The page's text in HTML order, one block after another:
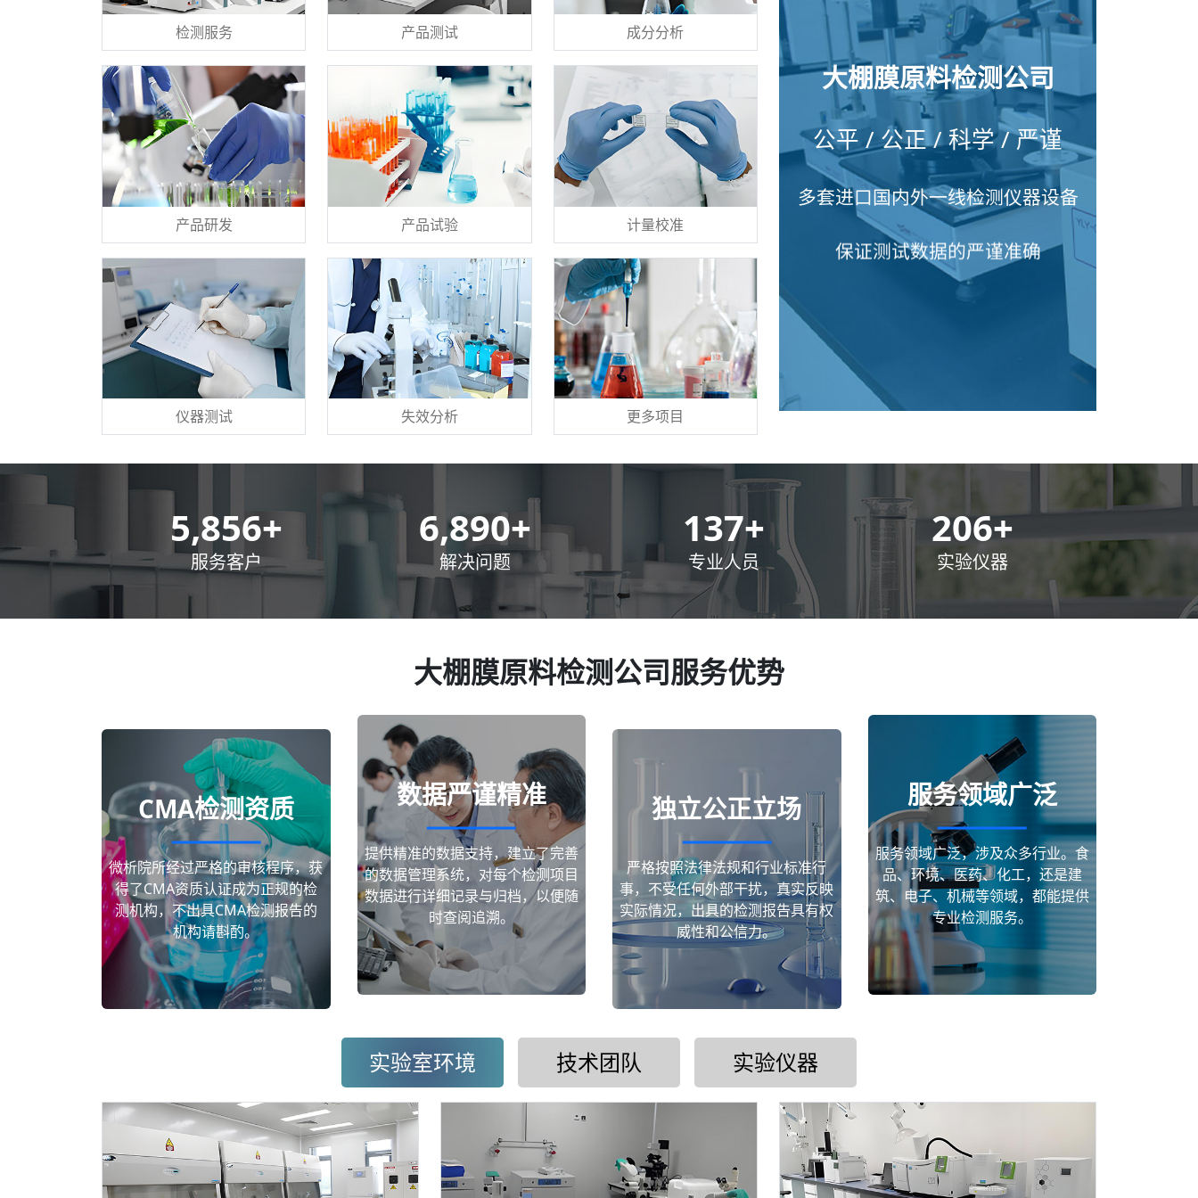
检测服务 产品测试 成分分析
产品研发 产品试验 计量校准
仪器测试 失效分析 更多项目
大棚膜原料检测公司
公平 / 公正 / 科学 / 严谨
多套进口国内外一线检测仪器设备
保证测试数据的严谨准确
8,500+
服务客户
10,000+
解决问题
200+
专业人员
300+
实验仪器
大棚膜原料检测公司服务优势
CMA检测资质
微析院所经过严格的审核程序，获
得了CMA资质认证成为正规的检
测机构，不出具CMA检测报告的
机构请斟酌。
数据严谨精准
提供精准的数据支持，建立了完善
的数据管理系统，对每个检测项目
数据进行详细记录与归档，以便随
时查阅追溯。
独立公正立场
严格按照法律法规和行业标准行
事，不受任何外部干扰，真实反映
实际情况，出具的检测报告具有权
威性和公信力。
服务领域广泛
服务领域广泛，涉及众多行业。食
品、环境、医药、化工，还是建
筑、电子、机械等领域，都能提供
专业检测服务。
实验室环境 技术团队 实验仪器